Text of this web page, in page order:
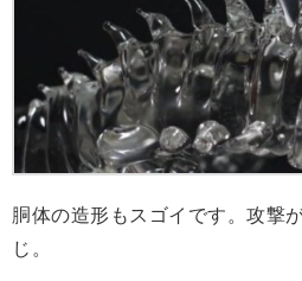
胴体の造形もスゴイです。攻撃
じ。